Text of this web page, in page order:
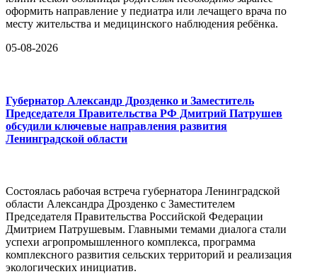
оформить направление у педиатра или лечащего врача по
месту жительства и медицинского наблюдения ребёнка.
05-08-2026
Губернатор Александр Дрозденко и Заместитель
Председателя Правительства РФ Дмитрий Патрушев
обсудили ключевые направления развития
Ленинградской области
Состоялась рабочая встреча губернатора Ленинградской
области Александра Дрозденко с Заместителем
Председателя Правительства Российской Федерации
Дмитрием Патрушевым. Главными темами диалога стали
успехи агропромышленного комплекса, программа
комплексного развития сельских территорий и реализация
экологических инициатив.